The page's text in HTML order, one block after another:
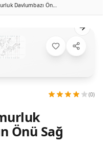
Kangoo 3 Ön Çamurluk Davlumbazı Önün Önü Sağ Sodsan
Next
(0)
Önü Sağ